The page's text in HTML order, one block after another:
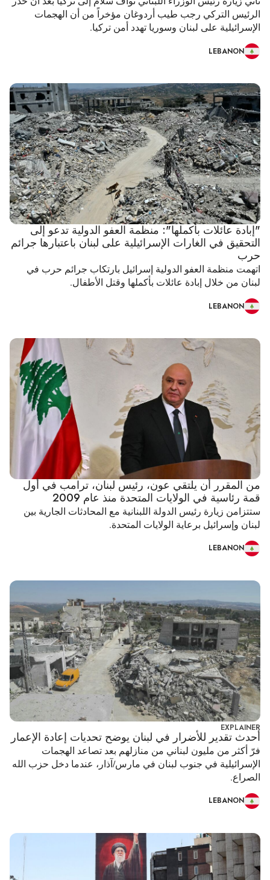
الرئيس التركي رجب طيب أردوغان مؤخراً من أن الهجمات
الإسرائيلية على لبنان وسوريا تهدد أمن تركيا.
LEBANON
"إبادة عائلات بأكملها": منظمة العفو الدولية تدعو إلى
التحقيق في الغارات الإسرائيلية على لبنان باعتبارها جرائم
حرب
اتهمت منظمة العفو الدولية إسرائيل بارتكاب جرائم حرب في
لبنان من خلال إبادة عائلات بأكملها وقتل الأطفال.
LEBANON
من المقرر أن يلتقي عون، رئيس لبنان، ترامب في أول
قمة رئاسية في الولايات المتحدة منذ عام 2009
ستتزامن زيارة رئيس الدولة اللبنانية مع المحادثات الجارية بين
لبنان وإسرائيل برعاية الولايات المتحدة.
LEBANON
EXPLAINER
أحدث تقدير للأضرار في لبنان يوضح تحديات إعادة الإعمار
فرّ أكثر من مليون لبناني من منازلهم بعد تصاعد الهجمات
الإسرائيلية في جنوب لبنان في مارس/آذار، عندما دخل حزب الله
الصراع.
LEBANON